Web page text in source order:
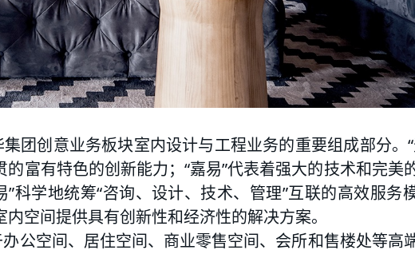
集团创意业务板块室内设计与工程业务的重要组成部分。
的富有特色的创新能力；“嘉易”代表着强大的技术和完美
”科学地统筹“咨询、设计、技术、管理”互联的高效服务
空间提供具有创新性和经济性的解决方案。
办公空间、居住空间、商业零售空间、会所和售楼处等高